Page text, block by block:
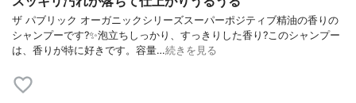
ザ パブリック オーガニックシリーズスーパーポジティブ精油の香りの
シャンプーです?✨泡立ちしっかり、すっきりした香り?このシャンプー
は、香りが特に好きです。容量…続きを見る